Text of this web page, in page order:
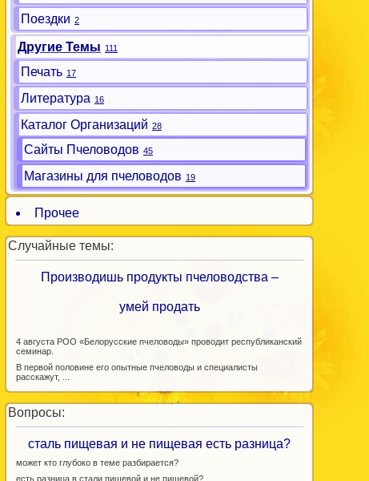
Поездки 2
Другие Темы 111
Печать 17
Литература 16
Каталог Организаций 28
Сайты Пчеловодов 45
Магазины для пчеловодов 19
Прочее
Случайные темы:
Производишь продукты пчеловодства –
умей продать
4 августа РОО «Белорусские пчеловоды» проводит республиканский
семинар.
В первой половине его опытные пчеловоды и специалисты
расскажут, ...
Вопросы:
сталь пищевая и не пищевая есть разница?
может кто глубоко в теме разбирается?
есть разница в стали пищевой и не пищевой?